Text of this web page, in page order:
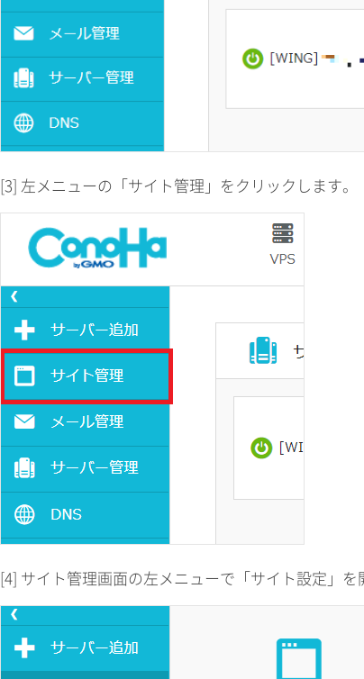
[3] 左メニューの「サイト管理」をクリックします。
[4] サイト管理画面の左メニューで「サイト設定」を